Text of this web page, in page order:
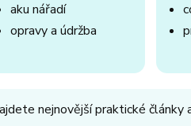
aku nářadí
opravy a údržba
nejnovější praktické články